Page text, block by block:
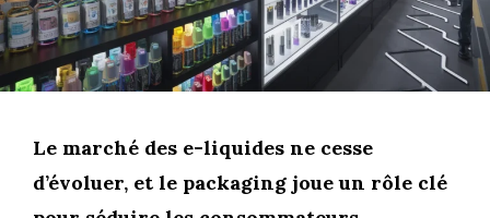
Le marché des e-liquides ne cesse
d’évoluer, et le packaging joue un rôle clé